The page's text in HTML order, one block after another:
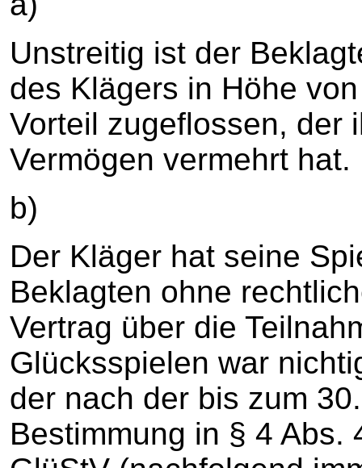
Unstreitig ist der
des Klägers in Höhe
Vorteil zugeflossen, der
Vermögen vermehrt hat.
b)
Der Kläger hat seine
Beklagten ohne
Vertrag über die
Glücksspielen war
der nach der bis zum
Bestimmung in § 4 Abs.